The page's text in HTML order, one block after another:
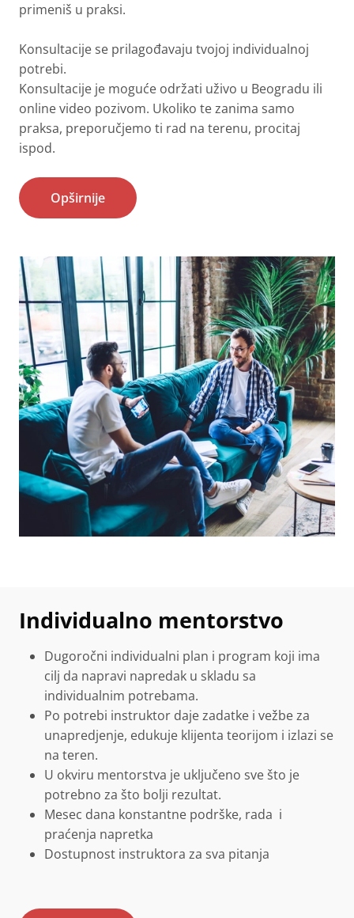
primeniš u praksi.
Konsultacije se prilagođavaju tvojoj individualnoj
potrebi.
Konsultacije je moguće održati uživo u Beogradu ili
online video pozivom. Ukoliko te zanima samo
praksa, preporučjemo ti rad na terenu, procitaj
ispod.
Opširnije
Individualno mentorstvo
Dugoročni individualni plan i program koji ima
cilj da napravi napredak u skladu sa
individualnim potrebama.
Po potrebi instruktor daje zadatke i vežbe za
unapredjenje, edukuje klijenta teorijom i izlazi se
na teren.
U okviru mentorstva je uključeno sve što je
potrebno za što bolji rezultat.
Mesec dana konstantne podrške, rada i
praćenja napretka
Dostupnost instruktora za sva pitanja